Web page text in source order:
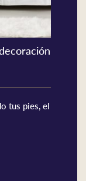
tus pies, el